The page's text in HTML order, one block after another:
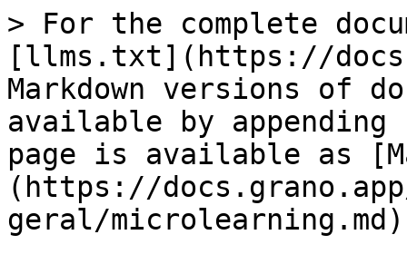
> For the complete
[llms.txt](https://
Markdown versions of
available by
page is available as
(https://
geral/